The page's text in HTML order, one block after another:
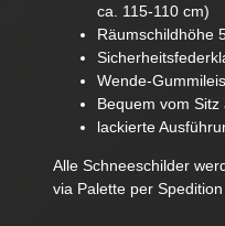
ca. 115-110 cm)
Räumschildhöhe
Wende-
Bequem vom
lackierte
Alle Schneeschilder
via Palette per